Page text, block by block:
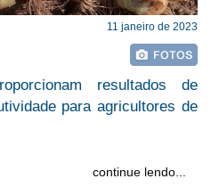
11 janeiro de 2023
resultados de
para agricultores de
continue lendo...